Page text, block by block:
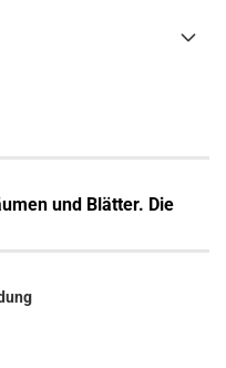
und Blätter. Die